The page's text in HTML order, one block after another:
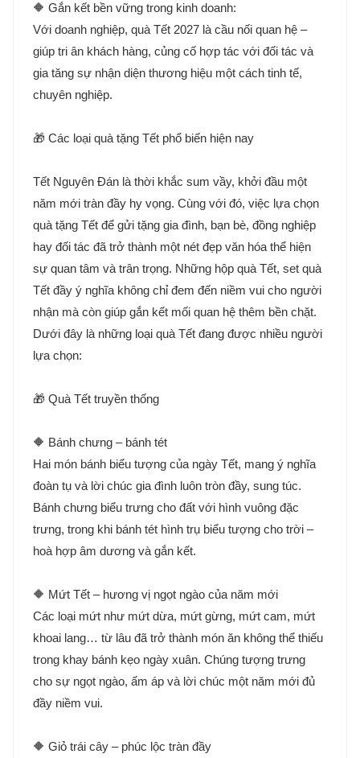
🔶 Gắn kết bền vững trong kinh doanh:
Với doanh nghiệp, quà Tết 2027 là cầu nối quan hệ –
giúp tri ân khách hàng, củng cố hợp tác với đối tác và
gia tăng sự nhận diện thương hiệu một cách tinh tế,
chuyên nghiệp.
🎁 Các loại quà tặng Tết phổ biến hiện nay
Tết Nguyên Đán là thời khắc sum vầy, khởi đầu một
năm mới tràn đầy hy vọng. Cùng với đó, việc lựa chọn
quà tặng Tết để gửi tặng gia đình, bạn bè, đồng nghiệp
hay đối tác đã trở thành một nét đẹp văn hóa thể hiện
sự quan tâm và trân trọng. Những hộp quà Tết, set quà
Tết đầy ý nghĩa không chỉ đem đến niềm vui cho người
nhận mà còn giúp gắn kết mối quan hệ thêm bền chặt.
Dưới đây là những loại quà Tết đang được nhiều người
lựa chọn:
🎁 Quà Tết truyền thống
🔶 Bánh chưng – bánh tét
Hai món bánh biểu tượng của ngày Tết, mang ý nghĩa
đoàn tụ và lời chúc gia đình luôn tròn đầy, sung túc.
Bánh chưng biểu trưng cho đất với hình vuông đặc
trưng, trong khi bánh tét hình trụ biểu tượng cho trời –
hoà hợp âm dương và gắn kết.
🔶 Mứt Tết – hương vị ngọt ngào của năm mới
Các loại mứt như mứt dừa, mứt gừng, mứt cam, mứt
khoai lang… từ lâu đã trở thành món ăn không thể thiếu
trong khay bánh kẹo ngày xuân. Chúng tượng trưng
cho sự ngọt ngào, ấm áp và lời chúc một năm mới đủ
đầy niềm vui.
🔶 Giỏ trái cây – phúc lộc tràn đầy